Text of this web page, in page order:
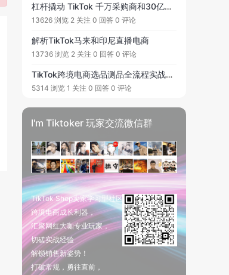
杠杆撬动 TikTok 千万采购商和30亿用户，TikTok短视频直播玩法如何0成本0投流3天起号！
13626 浏览 2 关注 0 回答 0 评论
解析TikTok马来和印尼直播电商
13736 浏览 2 关注 0 回答 0 评论
TikTok跨境电商选品测品全流程实战指南
5314 浏览 1 关注 0 回答 0 评论
I'm Tiktoker 玩家交流微信群
TikTok Shop卖家学习型社区
跨境电商成长利器，
汇聚网红大咖专业玩家，
切磋实战经验
解锁销售新姿势！
打破常规，勇往直前，